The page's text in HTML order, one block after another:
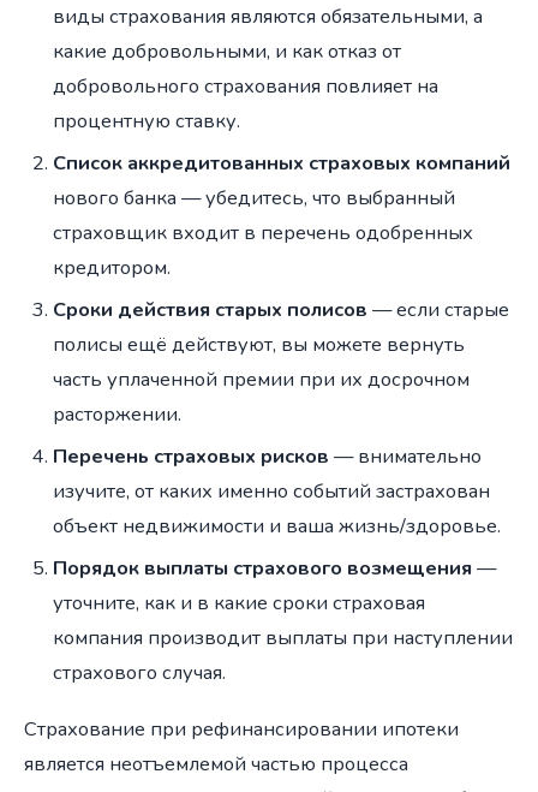
виды страхования являются обязательными, а
какие добровольными, и как отказ от
добровольного страхования повлияет на
процентную ставку.
Список аккредитованных страховых компаний
нового банка — убедитесь, что выбранный
страховщик входит в перечень одобренных
кредитором.
Сроки действия старых полисов — если старые
полисы ещё действуют, вы можете вернуть
часть уплаченной премии при их досрочном
расторжении.
Перечень страховых рисков — внимательно
изучите, от каких именно событий застрахован
объект недвижимости и ваша жизнь/здоровье.
Порядок выплаты страхового возмещения —
уточните, как и в какие сроки страховая
компания производит выплаты при наступлении
страхового случая.
Страхование при рефинансировании ипотеки
является неотъемлемой частью процесса